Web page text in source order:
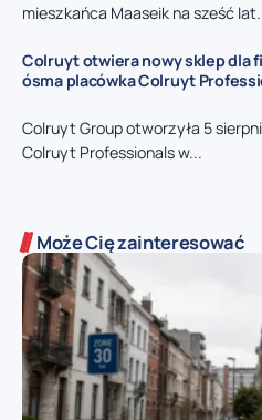
mieszkańca Maaseik na sześć
Colruyt otwiera nowy sklep dla
ósma placówka Colruyt
Colruyt Group otworzyła 5
Colruyt Professionals w...
Może Cię zainteresować